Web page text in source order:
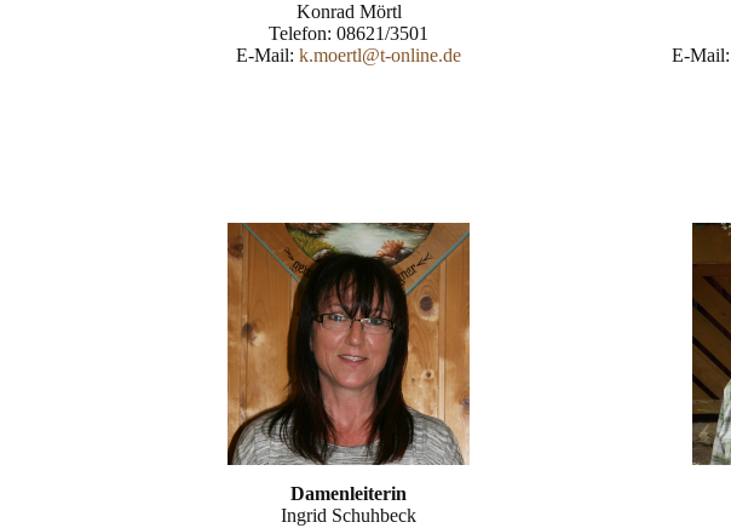
Konrad Mörtl
Telefon: 08621/3501
E-Mail: k.moertl@t-online.de
E-Mail:
Damenleiterin
Ingrid Schuhbeck